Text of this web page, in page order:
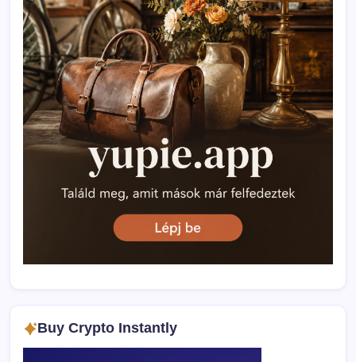
Buy Crypto Instantly